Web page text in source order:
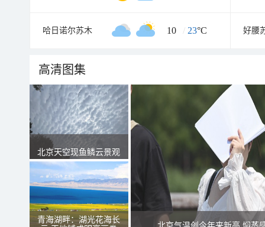
哈日诺尔苏木 10 / 23°C 好腰
高清图集
北京天空现鱼鳞云景观
青海湖畔：湖光花海长